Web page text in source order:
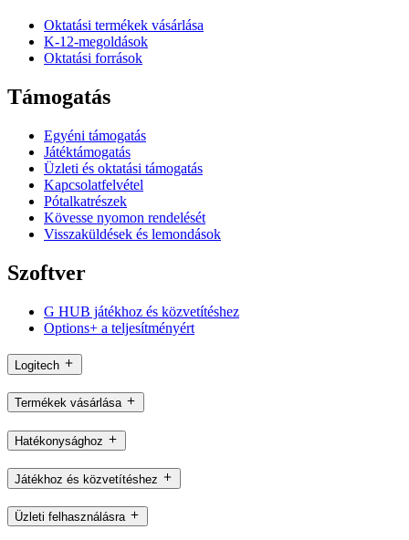
Oktatási termékek vásárlása
K-12-megoldások
Oktatási források
Támogatás
Egyéni támogatás
Játéktámogatás
Üzleti és oktatási támogatás
Kapcsolatfelvétel
Pótalkatrészek
Kövesse nyomon rendelését
Visszaküldések és lemondások
Szoftver
G HUB játékhoz és közvetítéshez
Options+ a teljesítményért
Logitech
Termékek vásárlása
Hatékonysághoz
Játékhoz és közvetítéshez
Üzleti felhasználásra